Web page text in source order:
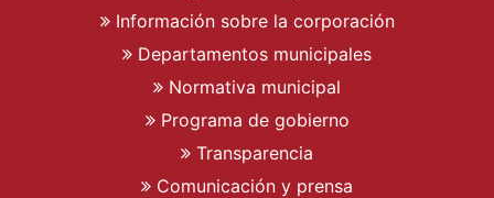
Información sobre la corporación
Departamentos municipales
Normativa municipal
Programa de gobierno
Transparencia
Comunicación y prensa